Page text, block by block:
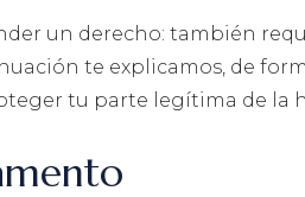
un derecho: también
te explicamos, de
tu parte legítima de la